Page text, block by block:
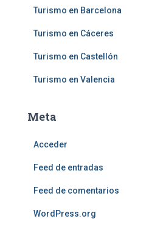
Turismo en Barcelona
Turismo en Cáceres
Turismo en Castellón
Turismo en Valencia
Meta
Acceder
Feed de entradas
Feed de comentarios
WordPress.org